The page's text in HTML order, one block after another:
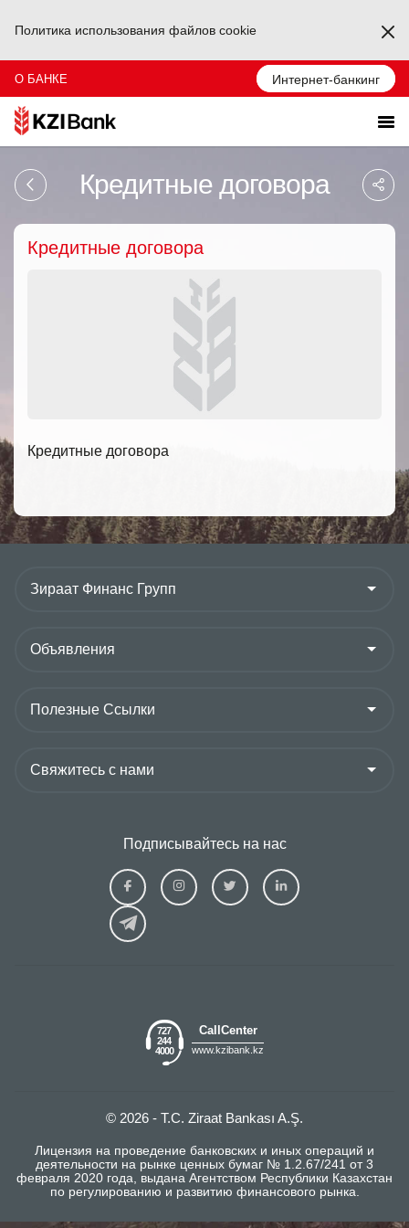
Политика использования файлов cookie
О БАНКЕ Интернет-банкинг
Кредитные договора
Кредитные договора
Кредитные договора
Подписывайтесь на нас
Ziraat
Kazakhstan
Facebook
Ziraat
Kazakhstan
Ziraat
Kazakhstan
Ziraat
727
244
4000
CallCenter
www.kzibank.kz
© 2026 - T.C. Ziraat Bankası A.Ş.
Лицензия на проведение банковских и иных операций и
деятельности на рынке ценных бумаг № 1.2.67/241 от 3
февраля 2020 года, выдана Агентством Республики Казахстан
по регулированию и развитию финансового рынка.